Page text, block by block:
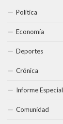
Política
Economía
Deportes
Crónica
Informe Especial
Comunidad